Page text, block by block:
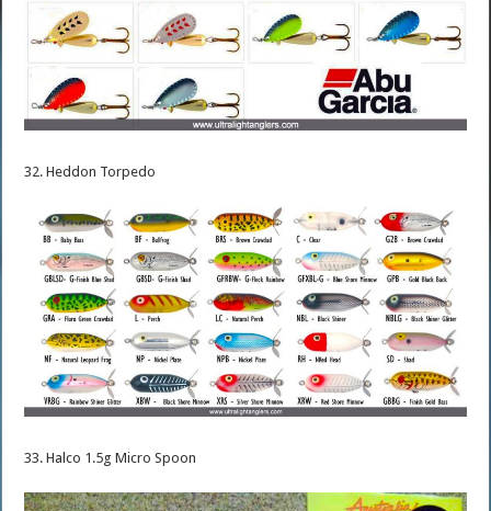
32. Heddon Torpedo
33. Halco 1.5g Micro Spoon